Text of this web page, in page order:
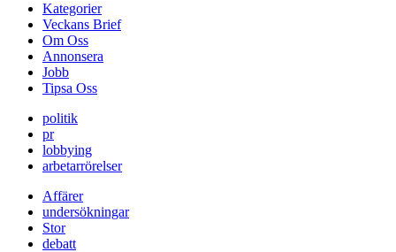
Kategorier
Veckans Brief
Om Oss
Annonsera
Jobb
Tipsa Oss
politik
pr
lobbying
arbetarrörelser
Affärer
undersökningar
Stor
debatt